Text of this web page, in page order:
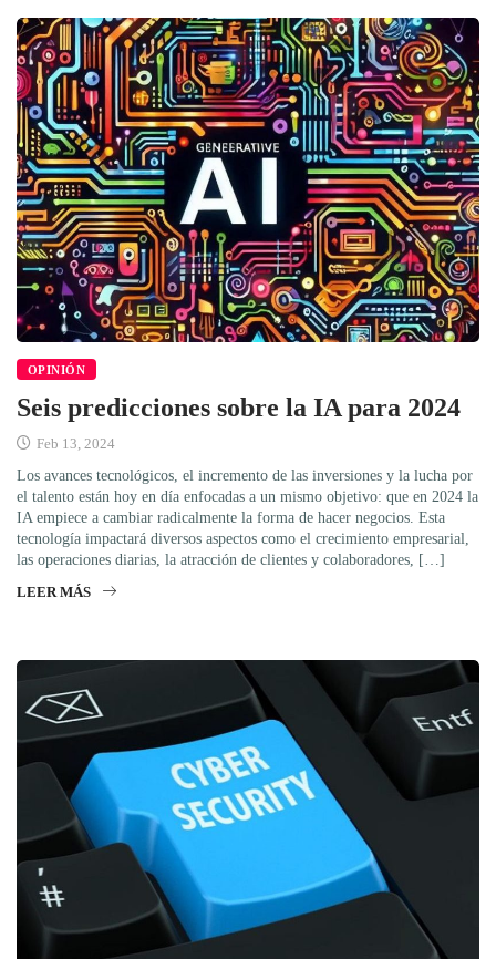
OPINIÓN
Seis predicciones sobre la IA para 2024
Feb 13, 2024
Los avances tecnológicos, el incremento de las inversiones y la lucha por
el talento están hoy en día enfocadas a un mismo objetivo: que en 2024 la
IA empiece a cambiar radicalmente la forma de hacer negocios. Esta
tecnología impactará diversos aspectos como el crecimiento empresarial,
las operaciones diarias, la atracción de clientes y colaboradores, […]
LEER MÁS